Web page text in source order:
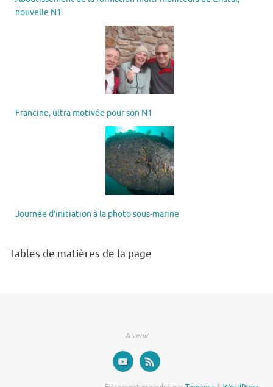
nouvelle N1
Francine, ultra motivée pour son N1
Journée d’initiation à la photo sous-marine
Tables de matières de la page
A venir